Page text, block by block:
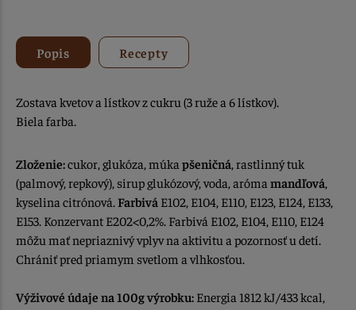
Popis Recepty
Zostava kvetov a lístkov z cukru (3 ruže a 6 lístkov).
Biela farba.
Zloženie:cukor, glukóza, múka pšeničná , rastlinný tuk
(palmový, repkový), sirup glukózový, voda, aróma mandľová
kyselina citrónová. Farbivá E102, E104, E110, E123, E124, E133,
E153. Konzervant E202<0,2%. Farbivá E102, E104, E110, E124
môžu mať nepriaznivý vplyv na aktivitu a pozornosť u detí.
Chrániť pred priamym svetlom a vlhkosťou.
Výživové údaje na 100g výrobku: Energia 1812 kJ/433 kcal,